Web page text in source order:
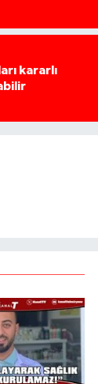
kararlı